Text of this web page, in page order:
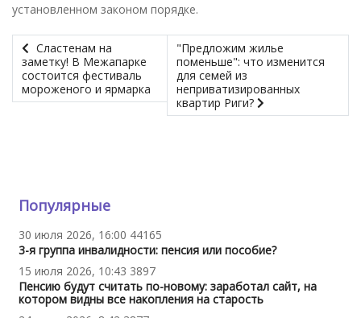
установленном законом порядке.
Сластенам на
заметку! В Межапарке
состоится фестиваль
мороженого и ярмарка
"Предложим жилье
поменьше": что изменится
для семей из
неприватизированных
квартир Риги?
Популярные
30 июля 2026, 16:00 44165
3-я группа инвалидности: пенсия или пособие?
15 июля 2026, 10:43 3897
Пенсию будут считать по-новому: заработал сайт, на
котором видны все накопления на старость